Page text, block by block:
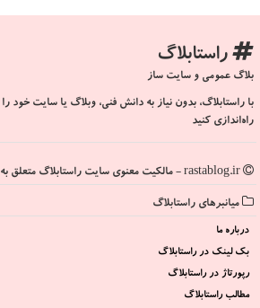
راستابلاگ
بلاگ عمومی و سایت ساز
با راستابلاگ، بدون نیاز به دانش فنی، وبلاگ یا سایت خود
راه‌اندازی کنید
میانبرهای راستابلاگ
درباره ما
بک لینک در راستابلاگ
رپورتاژ در راستابلاگ
مطالب راستابلاگ